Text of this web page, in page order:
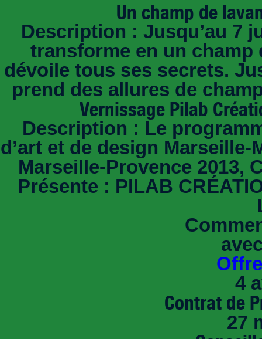
Un champ de
Description : Jusqu’au 7
transforme en un champ
dévoile tous ses secrets.
prend des allures de
Vernissage Pilab
Description : Le
d’art et de design
Marseille-Provence 2013,
Présente : PILAB
4
Contrat de
27